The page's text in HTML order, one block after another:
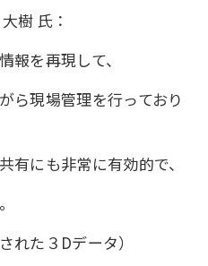
樹 氏：
報を再現して、
ら現場管理を行っており
有にも非常に有効的で、
れた３Dデータ）